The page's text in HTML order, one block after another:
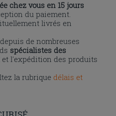
chez vous en 15 jours
du paiement.
livrés en
de nombreuses
spécialistes des
et l'expédition des produits
la rubriquedélais et